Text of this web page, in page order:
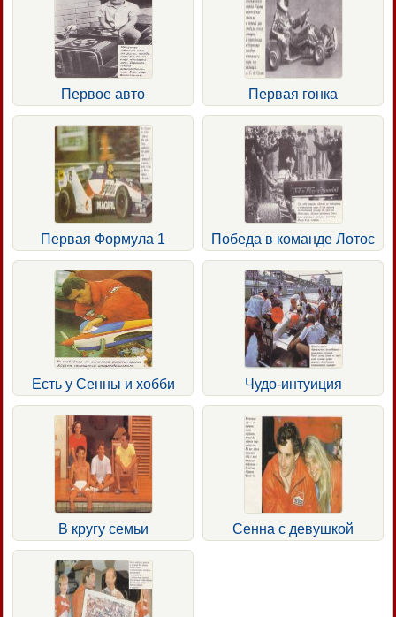
Первое авто Первая гонка
Первая Формула 1 Победа в команде Лотос
Есть у Сенны и хобби Чудо-интуиция
В кругу семьи Сенна с девушкой